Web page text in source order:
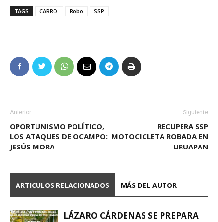
TAGS CARRO. Robo SSP
Anterior
OPORTUNISMO POLÍTICO,
LOS ATAQUES DE OCAMPO:
JESÚS MORA
Siguiente
RECUPERA SSP
MOTOCICLETA ROBADA EN
URUAPAN
ARTICULOS RELACIONADOS MÁS DEL AUTOR
LÁZARO CÁRDENAS SE PREPARA